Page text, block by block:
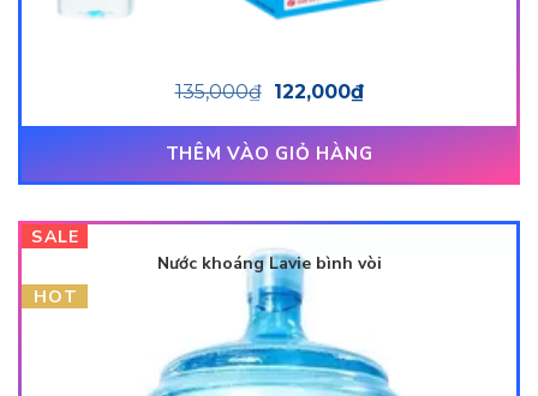
135,000₫ 122,000₫
THÊM VÀO GIỎ HÀNG
SALE
HOT
Nước khoáng Lavie bình vòi